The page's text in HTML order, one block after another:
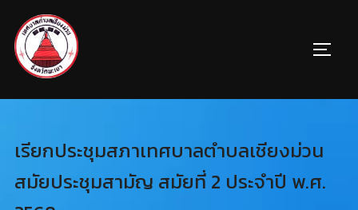
เรียกประชุมสภาเทศบาลตำบลเชียงม่วน
สมัยประชุมสามัญ สมัยที่ 2 ประจำปี พ.ศ.